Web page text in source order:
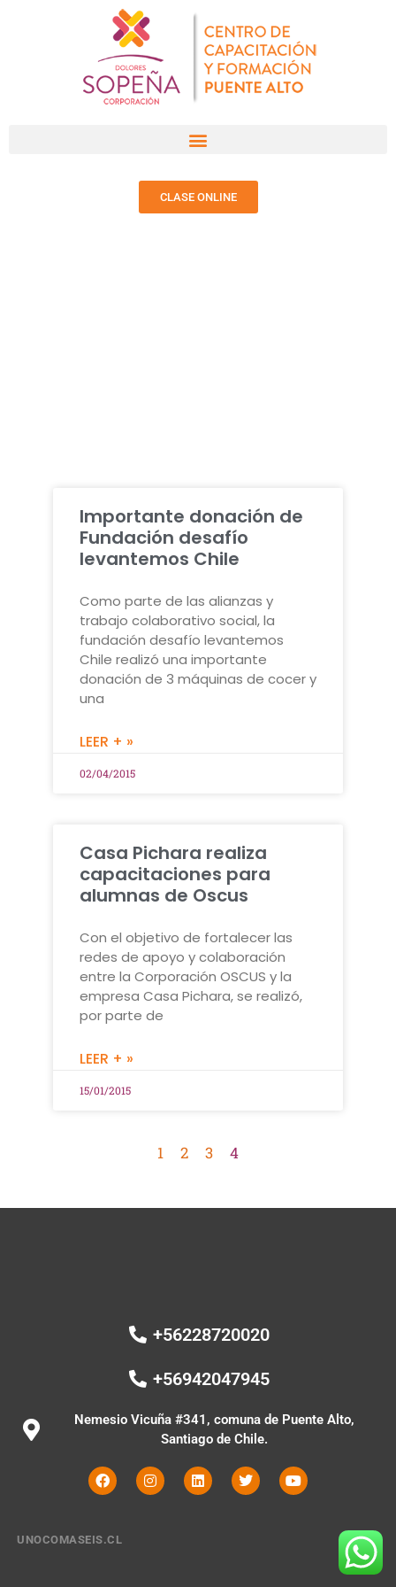
CLASE ONLINE
Importante donación de
Fundación desafío
levantemos Chile
Como parte de las alianzas y
trabajo colaborativo social, la
fundación desafío levantemos
Chile realizó una importante
donación de 3 máquinas de cocer y
una
LEER + »
02/04/2015
Casa Pichara realiza
capacitaciones para
alumnas de Oscus
Con el objetivo de fortalecer las
redes de apoyo y colaboración
entre la Corporación OSCUS y la
empresa Casa Pichara, se realizó,
por parte de
LEER + »
15/01/2015
1 2 3 4
+56228720020
+56942047945
Nemesio Vicuña #341, comuna de Puente Alto,
Santiago de Chile.
UNOCOMASEIS.CL